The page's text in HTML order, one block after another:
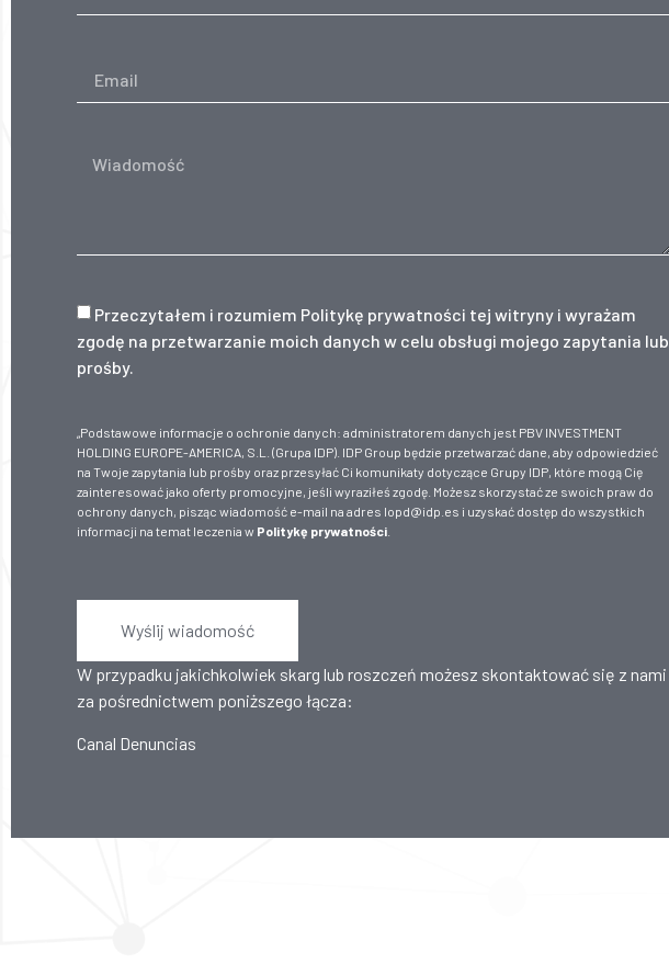
Przeczytałem i rozumiem Politykę prywatności tej witryny i wyrażam
zgodę na przetwarzanie moich danych w celu obsługi mojego zapytania lub
prośby.
„Podstawowe informacje o ochronie danych: administratorem danych jest PBV INVESTMENT
HOLDING EUROPE-AMERICA, S.L. (Grupa IDP). IDP Group będzie przetwarzać dane, aby odpowiedzieć
na Twoje zapytania lub prośby oraz przesyłać Ci komunikaty dotyczące Grupy IDP, które mogą Cię
zainteresować jako oferty promocyjne, jeśli wyraziłeś zgodę. Możesz skorzystać ze swoich praw do
ochrony danych, pisząc wiadomość e-mail na adres lopd@idp.es i uzyskać dostęp do wszystkich
informacji na temat leczenia w Politykę prywatności
Wyślij wiadomość
W przypadku jakichkolwiek skarg lub roszczeń możesz skontaktować się z nami
za pośrednictwem poniższego łącza:
Canal Denuncias